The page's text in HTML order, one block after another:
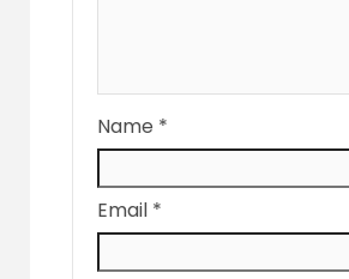
Name *
Email *